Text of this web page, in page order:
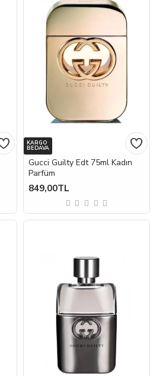
KARGO
BEDAVA
Gucci Guilty Edt 75ml Kadın
Parfüm
849,00TL